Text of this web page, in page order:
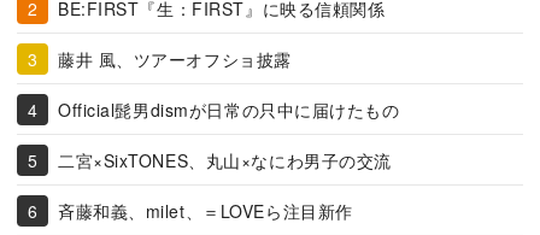
BE:FIRST『生：FIRST』に映る信頼関係
藤井 風、ツアーオフショ披露
Official髭男dismが日常の只中に届けたもの
二宮×SixTONES、丸山×なにわ男子の交流
斉藤和義、milet、＝LOVEら注目新作